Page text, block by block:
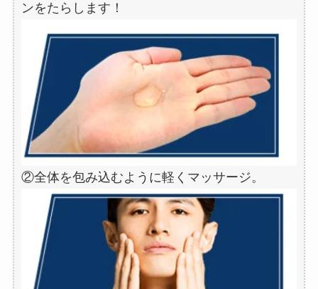
ンをたらします！
②全体を包み込むように軽くマッサージ。